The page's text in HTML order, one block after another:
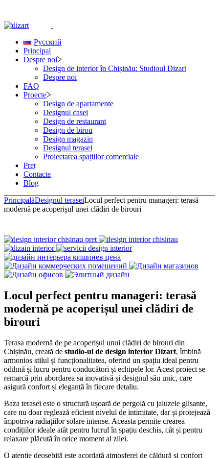
Русский
Principal
Despre noi
Design de interior în Chișinău: Studioul Dizart
Despre noi
FAQ
Proecte
Design de apartamente
Designul casei
Design de restaurant
Design de birou
Design magazin
Designul terasei
Proiectarea spațiilor comerciale
Preț
Contacte
Blog
PrincipalăDesignul teraseiLocul perfect pentru manageri: terasă
modernă pe acoperișul unei clădiri de birouri
Locul perfect pentru manageri: terasă
modernă pe acoperișul unei clădiri de
birouri
Terasa modernă de pe acoperișul unui clădiri de birouri din
Chișinău, creată de studio-ul de design interior Dizart, îmbină
armonios stilul și funcționalitatea, oferind un spațiu ideal pentru
odihnă și lucru pentru conducători și echipele lor. Acest proiect se
remarcă prin abordarea sa inovativă și designul său unic, care
asigură confort și eleganță în fiecare detaliu.
Baza terasei este o structură ușoară de pergolă cu jaluzele glisante,
care nu doar reglează eficient nivelul de intimitate, dar și protejează
împotriva radiațiilor solare intense. Aceasta permite crearea
condițiilor ideale atât pentru lucrul în spațiu deschis, cât și pentru
relaxare plăcută în orice moment al zilei.
O atenție deosebită este acordată atmosferei de căldură și confort